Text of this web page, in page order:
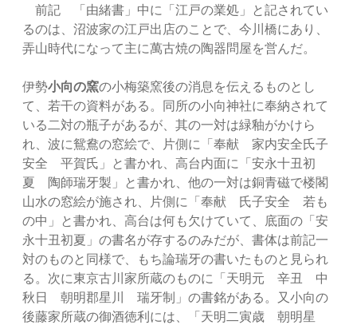
前記 「由緒書」中に「江戸の業処」と記されてい
るのは、沼波家の江戸出店のことで、今川橋にあり、
弄山時代になって主に萬古焼の陶器問屋を営んだ。
伊勢小向の窯の小梅築窯後の消息を伝えるものとし
て、若干の資料がある。同所の小向神社に奉納されて
いる二対の瓶子があるが、其の一対は緑釉がかけら
れ、波に鴛鴦の窓絵で、片側に「奉献 家内安全氏子
安全 平賀氏」と書かれ、高台内面に「安永十丑初
夏 陶師瑞牙製」と書かれ、他の一対は銅青磁で楼閣
山水の窓絵が施され、片側に「奉献 氏子安全 若も
の中」と書かれ、高台は何も欠けていて、底面の「安
永十丑初夏」の書名が存するのみだが、書体は前記一
対のものと同様で、もち論瑞牙の書いたものと見られ
る。次に東京古川家所蔵のものに「天明元 辛丑 中
秋日 朝明郡星川 瑞牙制」の書銘がある。又小向の
後藤家所蔵の御酒徳利には、「天明二寅歳 朝明星